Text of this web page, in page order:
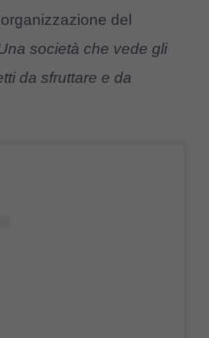
del
società che vede gli
da sfruttare e da